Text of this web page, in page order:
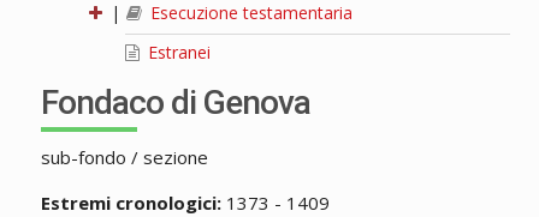
|
Esecuzione testamentaria
Estranei
Fondaco di Genova
sub-fondo / sezione
Estremi cronologici:1373 - 1409